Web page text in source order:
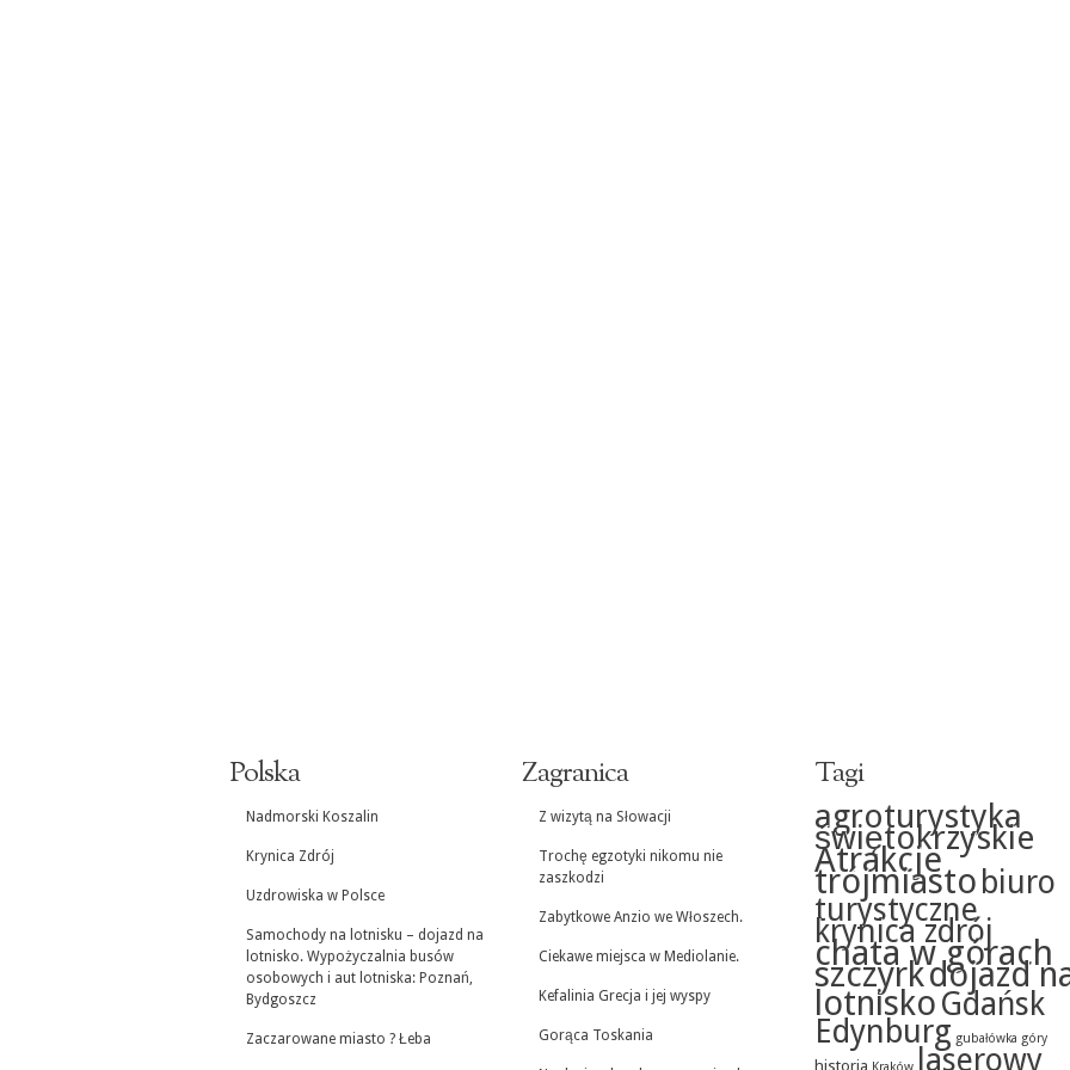
Polska
Nadmorski Koszalin
Krynica Zdrój
Uzdrowiska w Polsce
Samochody na lotnisku – dojazd na
lotnisko. Wypożyczalnia busów
osobowych i aut lotniska: Poznań,
Bydgoszcz
Zaczarowane miasto ? Łeba
Zagranica
Z wizytą na Słowacji
Trochę egzotyki nikomu nie
zaszkodzi
Zabytkowe Anzio we Włoszech.
Ciekawe miejsca w Mediolanie.
Kefalinia Grecja i jej wyspy
Gorąca Toskania
Tagi
agroturystyka
świętokrzyskie
Atrakcje
trójmiasto biuro
turystyczne
krynica zdrój
chata w górach
szczyrkdojazd
lotniskoGdańsk
Edynburg gubałówka góry
historia laserowy